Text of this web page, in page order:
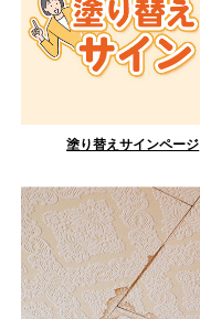
塗り替えサインページ